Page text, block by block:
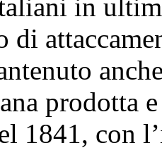
in
di
prodotta
1841, con